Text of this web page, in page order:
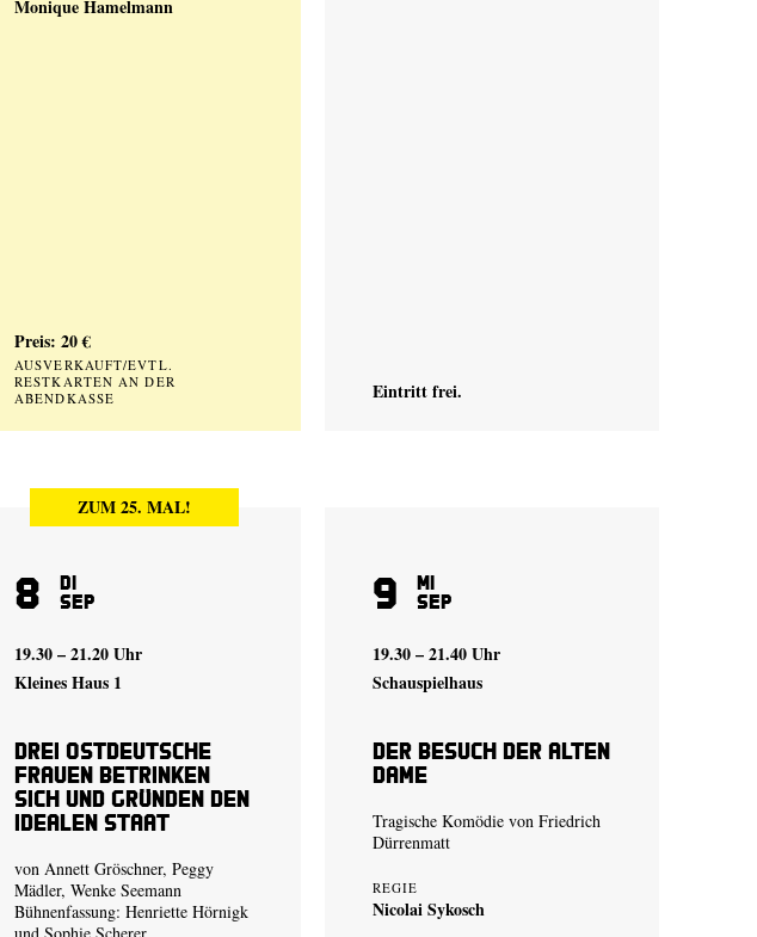
Monique Hamelmann
Preis: 20 €
AUSVERKAUFT/EVTL.
RESTKARTEN AN DER
ABENDKASSE
Eintritt frei.
ZUM 25. MAL!
8 Di
Sep
19.30 – 21.20 Uhr
Kleines Haus 1
Drei ostdeutsche
Frauen betrinken
sich und gründen den
idealen Staat
von Annett Gröschner, Peggy
Mädler, Wenke Seemann
Bühnenfassung: Henriette Hörnigk
9 Mi
Sep
19.30 – 21.40 Uhr
Schauspielhaus
Der Besuch der alten
Dame
Tragische Komödie von Friedrich
Dürrenmatt
REGIE
Nicolai Sykosch